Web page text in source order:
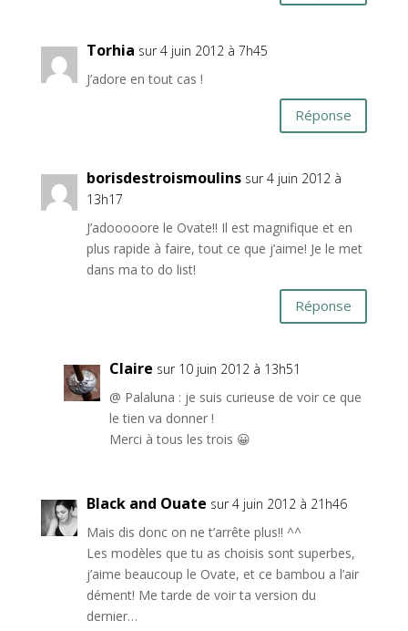
Torhia sur 4 juin 2012 à 7h45
J’adore en tout cas !
Réponse
borisdestroismoulins sur 4 juin 2012 à
13h17
J’adooooore le Ovate!! Il est magnifique et en
plus rapide à faire, tout ce que j’aime! Je le met
dans ma to do list!
Réponse
Claire sur 10 juin 2012 à 13h51
@ Palaluna : je suis curieuse de voir ce que
le tien va donner !
Merci à tous les trois 😀
Black and Ouate sur 4 juin 2012 à 21h46
Mais dis donc on ne t’arrête plus!! ^^
Les modèles que tu as choisis sont superbes,
j’aime beaucoup le Ovate, et ce bambou a l’air
dément! Me tarde de voir ta version du
dernier…